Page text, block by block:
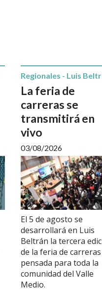
La feria de
carreras se
transmitirá en
vivo
Regionales - Luis
03/08/2026
El 5 de agosto se
desarrollará en Luis
Beltrán la tercera
de la feria de carreras
pensada para toda la
comunidad del Valle
Medio.